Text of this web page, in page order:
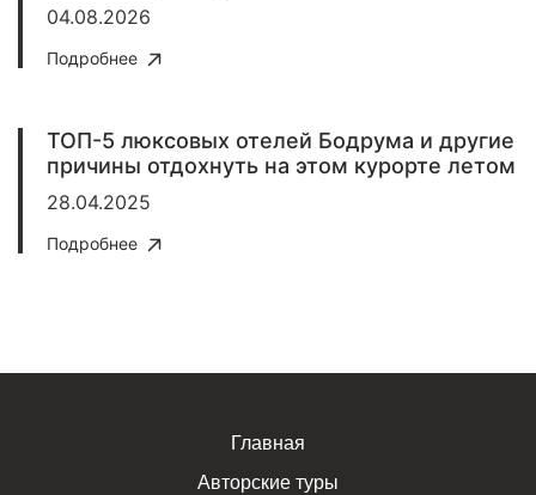
04.08.2026
Подробнее
ТОП-5 люксовых отелей Бодрума и другие
причины отдохнуть на этом курорте летом
28.04.2025
Подробнее
Главная
Авторские туры